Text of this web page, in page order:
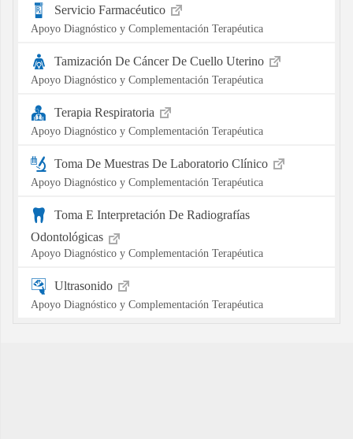
Servicio Farmacéutico
Apoyo Diagnóstico y Complementación Terapéutica
Tamización De Cáncer De Cuello Uterino
Apoyo Diagnóstico y Complementación Terapéutica
Terapia Respiratoria
Apoyo Diagnóstico y Complementación Terapéutica
Toma De Muestras De Laboratorio Clínico
Apoyo Diagnóstico y Complementación Terapéutica
Toma E Interpretación De Radiografías
Odontológicas
Apoyo Diagnóstico y Complementación Terapéutica
Ultrasonido
Apoyo Diagnóstico y Complementación Terapéutica